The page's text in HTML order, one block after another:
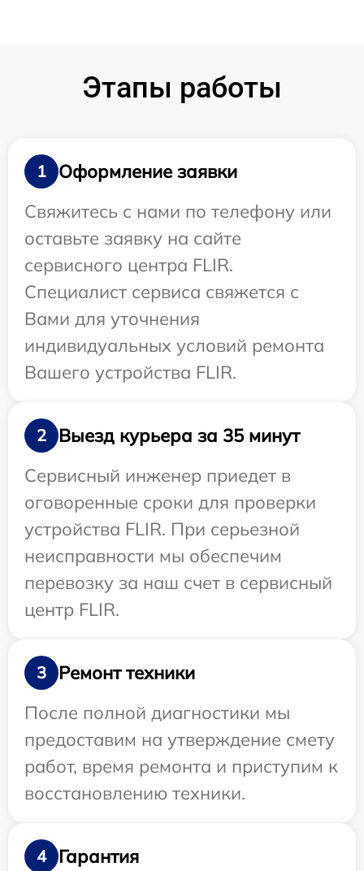
Этапы работы
1
Оформление заявки
Свяжитесь с нами по телефону или
оставьте заявку на сайте
сервисного центра FLIR.
Специалист сервиса свяжется с
Вами для уточнения
индивидуальных условий ремонта
Вашего устройства FLIR.
2
Выезд курьера за 35 минут
Сервисный инженер приедет в
оговоренные сроки для проверки
устройства FLIR. При серьезной
неисправности мы обеспечим
перевозку за наш счет в сервисный
центр FLIR.
3
Ремонт техники
После полной диагностики мы
предоставим на утверждение смету
работ, время ремонта и приступим к
восстановлению техники.
4 Гарантия